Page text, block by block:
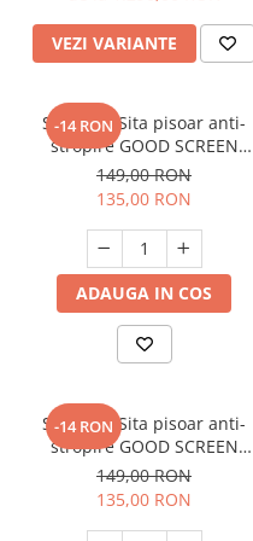
VEZI VARIANTE
-14 RON
SET: 10 x Sita pisoar anti-
stropire GOOD SCREEN
PowerFresh 30+, Citrus
149,00 RON
135,00 RON
ADAUGA IN COS
-14 RON
SET: 10 x Sita pisoar anti-
stropire GOOD SCREEN
PowerFresh 30+, Lavender
149,00 RON
135,00 RON